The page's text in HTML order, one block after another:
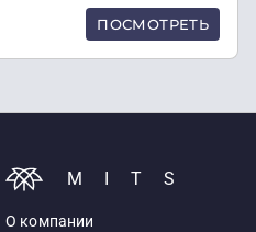
ПОСМОТРЕТЬ
MITS
О компании